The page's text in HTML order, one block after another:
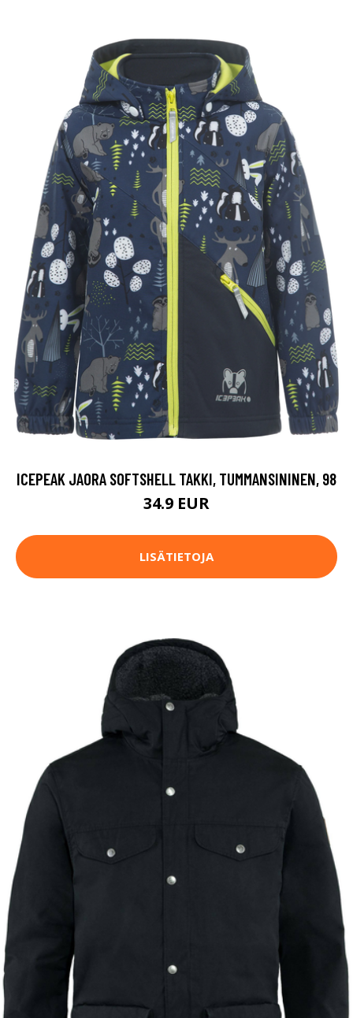
ICEPEAK JAORA SOFTSHELL TAKKI, TUMMANSININEN, 98
34.9 EUR
LISÄTIETOJA